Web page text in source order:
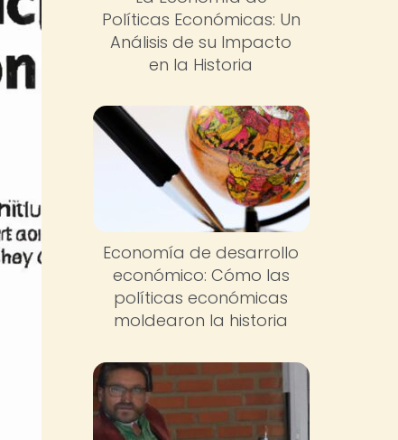
Políticas Económicas: Un
Análisis de su Impacto
en la Historia
Economía de desarrollo
económico: Cómo las
políticas económicas
moldearon la historia